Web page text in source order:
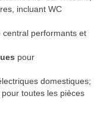
incluant WC
central performants et
pour
domestiques;
pour toutes les pièces